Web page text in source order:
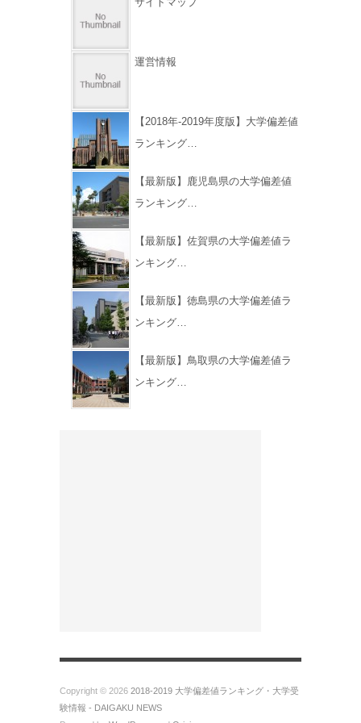
運営情報
【2018年-2019年度版】大学偏差値
ランキング…
【最新版】鹿児島県の大学偏差値
ランキング…
【最新版】佐賀県の大学偏差値ラ
ンキング…
【最新版】徳島県の大学偏差値ラ
ンキング…
【最新版】鳥取県の大学偏差値ラ
ンキング…
Copyright © 2026 2018-2019 大学偏差値ランキング・大学受
験情報 - DAIGAKU NEWS